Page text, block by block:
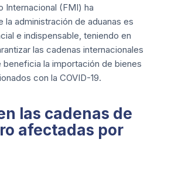
Internacional (FMI) ha
la administración de aduanas es
e indispensable, teniendo en
las cadenas internacionales
beneficia la importación de bienes
con la COVID-19.
las cadenas de
afectadas por